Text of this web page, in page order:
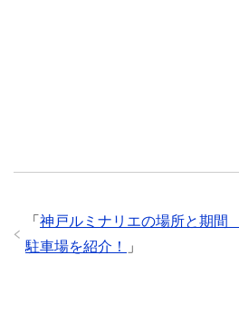
「 神戸ルミナリエの場所と期
駐車場を紹介！
」